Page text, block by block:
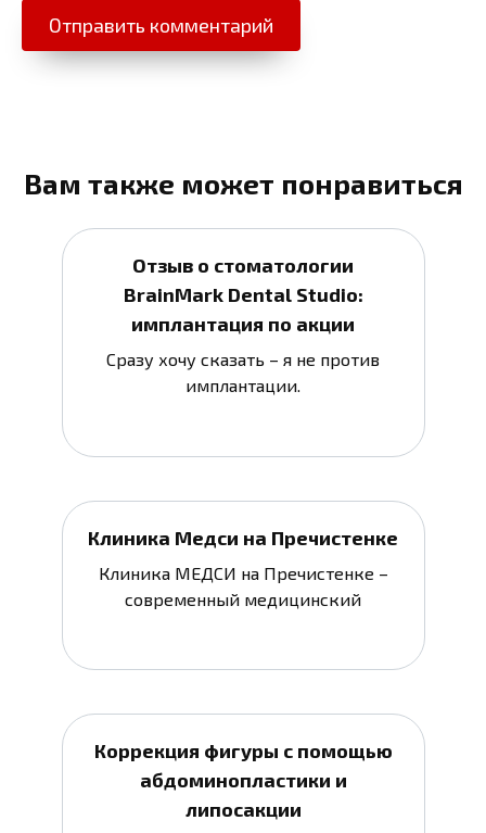
Вам также может понравиться
Отзыв о стоматологии
BrainMark Dental Studio:
имплантация по акции
Сразу хочу сказать – я не против
имплантации.
Клиника Медси на Пречистенке
Клиника МЕДСИ на Пречистенке –
современный медицинский
Коррекция фигуры с помощью
абдоминопластики и
липосакции